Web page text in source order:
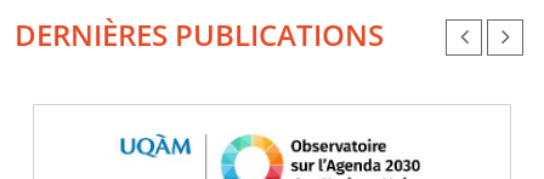
DERNIÈRES PUBLICATIONS